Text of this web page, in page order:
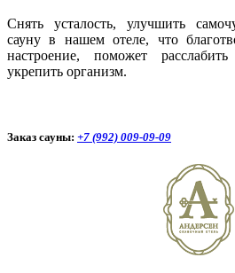
Снять усталость, улучшить
сауну в нашем отеле, что
настроение, поможет
укрепить организм.
Заказ сауны: +7 (992) 009-09-09